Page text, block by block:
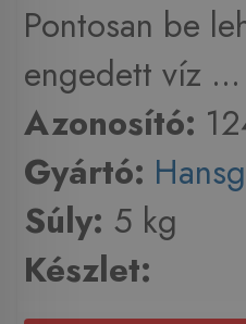
Pontosan be
engedett víz ...
Azonosító:
Gyártó:
Súly: 5 kg
Készlet: